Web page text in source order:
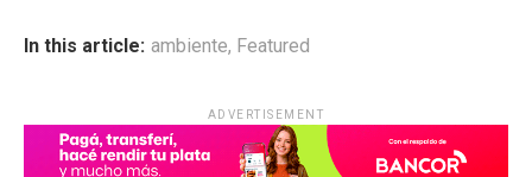
ce
o
at
p
ke
m
ar
tir
In this article: ambiente, Featured
ADVERTISEMENT